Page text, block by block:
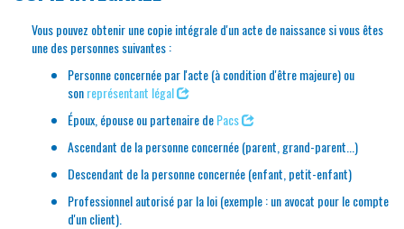
Vous pouvez obtenir une copie intégrale d'un acte de naissance si vous êtes
une des personnes suivantes :
Personne concernée par l'acte (à condition d'être majeure) ou
sonreprésentant légal
Époux, épouse ou partenaire dePacs
Ascendant de la personne concernée (parent, grand-parent...)
Descendant de la personne concernée (enfant, petit-enfant)
Professionnel autorisé par la loi (exemple : un avocat pour le compte
d'un client).